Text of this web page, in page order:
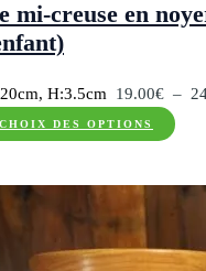
du
mi-creuse en
H:3.5cm 19.00€ –
CHOIX DES OPTIONS
Ce
Les